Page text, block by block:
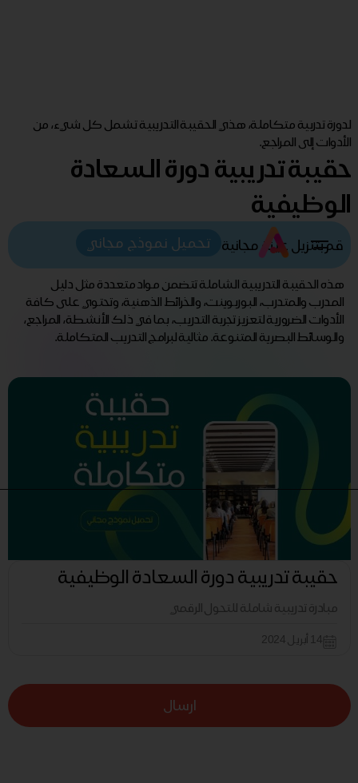
لدورة تدربية متكاملة، هذي الحقيبة التدريبية تشمل كل شيء، من
الأدوات إلى المراجع.
حقيبة تدريبية دورة السعادة
الوظيفية
قم بتنزيل عينة مجانية تحميل نموذج مجاني
هذه الحقيبة التدريبية الشاملة تتضمن مواد متعددة مثل دليل
المدرب والمتدرب، البوربوينت، والخرائط الذهنية، وتحتوي على كافة
الأدوات الضرورية لتعزيز تجربة التدريب، بما في ذلك الأنشطة، المراجع،
والوسائط البصرية المتنوعة. مثالية لبرامج التدريب المتكاملة.
حقيبة تدريبية دورة السعادة الوظيفية
مبادرة تدريبية شاملة للتحول الرقمي
14 أبريل 2024
ارسال